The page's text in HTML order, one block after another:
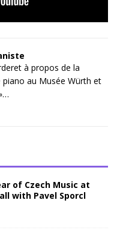
à propos de la
au Musée Würth et
of Czech Music at
with Pavel Sporcl